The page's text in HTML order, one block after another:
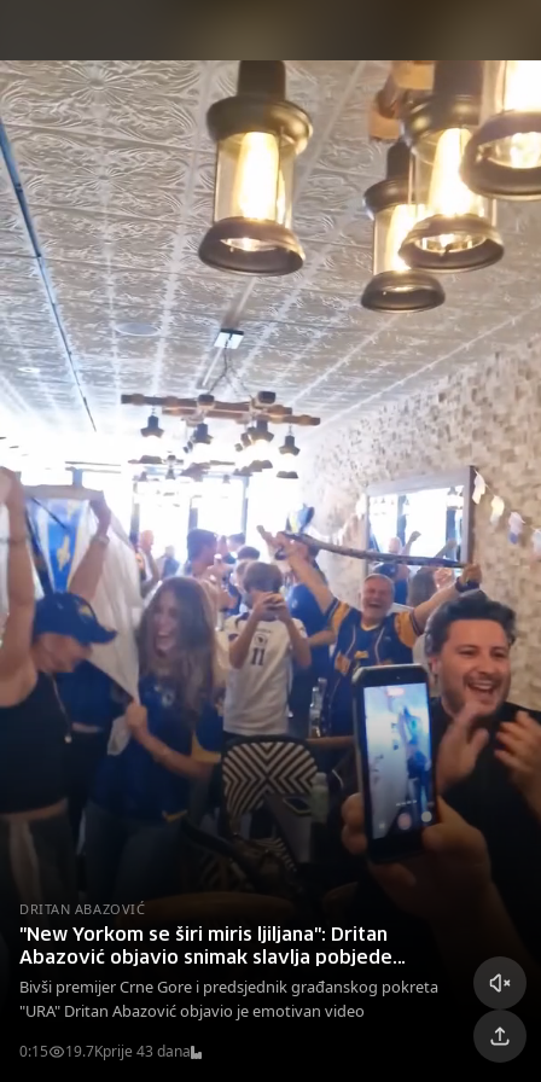
DRITAN ABAZOVIĆ
"New Yorkom se širi miris ljiljana": Dritan
Abazović objavio snimak slavlja pobjede
Zmajeva
Bivši premijer Crne Gore i predsjednik građanskog pokreta
"URA" Dritan Abazović objavio je emotivan video
0:15 19.7Kprije 43 dana